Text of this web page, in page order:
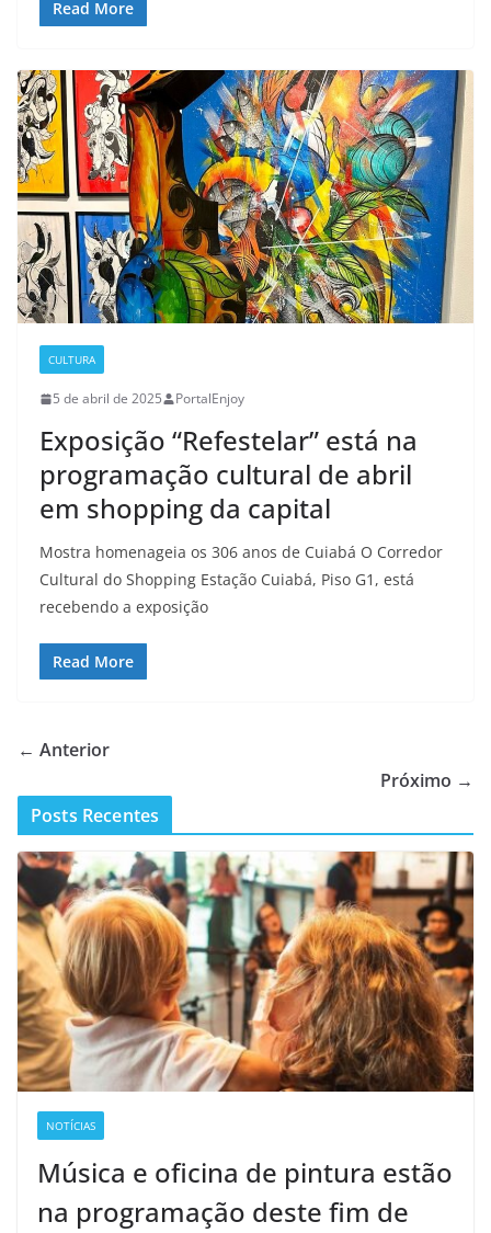
Read More
CULTURA
5 de abril de 2025 PortalEnjoy
Exposição “Refestelar” está na
programação cultural de abril
em shopping da capital
Mostra homenageia os 306 anos de Cuiabá O Corredor
Cultural do Shopping Estação Cuiabá, Piso G1, está
recebendo a exposição
Read More
← Anterior
Próximo →
Posts Recentes
NOTÍCIAS
Música e oficina de pintura estão
na programação deste fim de